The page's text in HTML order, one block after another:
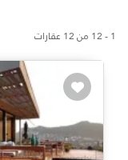
عدة مميزات مثل
العالية في
ومرافق شاملة
1 - 12 من 12 عقارات
Recommended